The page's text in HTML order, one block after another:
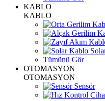
KABLO
KABLO
Tümünü Gör
OTOMASYON
OTOMASYON
Sensör